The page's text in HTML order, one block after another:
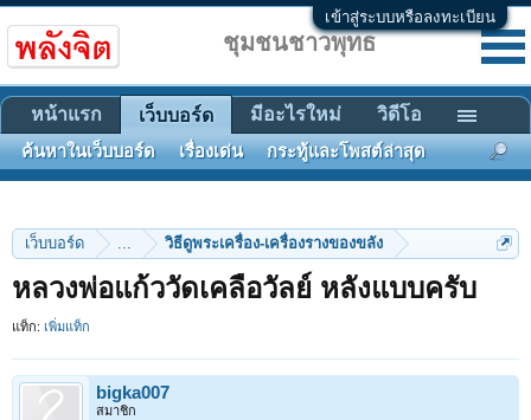
เข้าสู่ระบบหรือลงทะเบียน
เว็บบอร์ด ... วิธีดูพระเครื่อง-เครื่องรางของขลัง
หลวงพ่อแก้ววัดเคลือวัลย์ หลังแบบครับ
แท็ก: เพิ่มแท็ก
bigka007
สมาชิก
ชุมชนชาวพุทธ
หน้าแรก เว็บบอร์ด
ค้นหาในเว็บบอร์ด เรื่องเด่น กระทู้และโพสต์ล่าสุด
มีอะไรใหม่ วิดีโอ